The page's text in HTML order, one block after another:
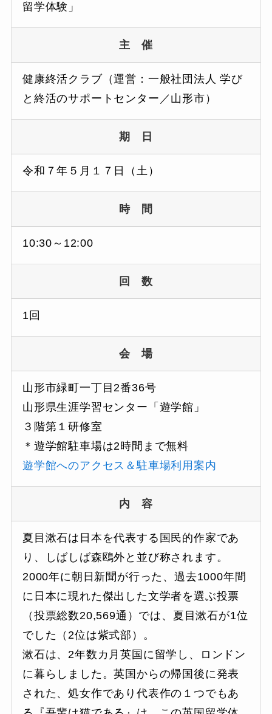
留学体験」
主 催
健康終活クラブ（運営：一般社団法人 学び
と終活のサポートセンター／山形市）
期 日
令和７年５月１７日（土）
時 間
10:30～12:00
回 数
1回
会 場
山形市緑町一丁目2番36号
山形県生涯学習センター「遊学館」
３階第１研修室
＊遊学館駐車場は2時間まで無料
遊学館へのアクセス＆駐車場利用案内
内 容
夏目漱石は日本を代表する国民的作家であ
り、しばしば森鴎外と並び称されます。
2000年に朝日新聞が行った、過去1000年間
に日本に現れた傑出した文学者を選ぶ投票
（投票総数20,569通）では、夏目漱石が1位
でした（2位は紫式部）。
漱石は、2年数カ月英国に留学し、ロンドン
に暮らしました。英国からの帰国後に発表
された、処女作であり代表作の１つでもあ